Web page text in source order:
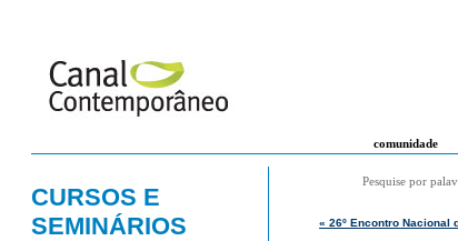
comunidade
CURSOS E
SEMINÁRIOS
Pesquise por
« 26º Encontro Nacional